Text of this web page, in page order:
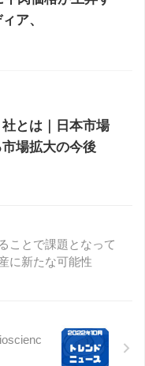
ア、
とは｜日本市場
場拡大の今後
ことで課題となって
に新たな可能性